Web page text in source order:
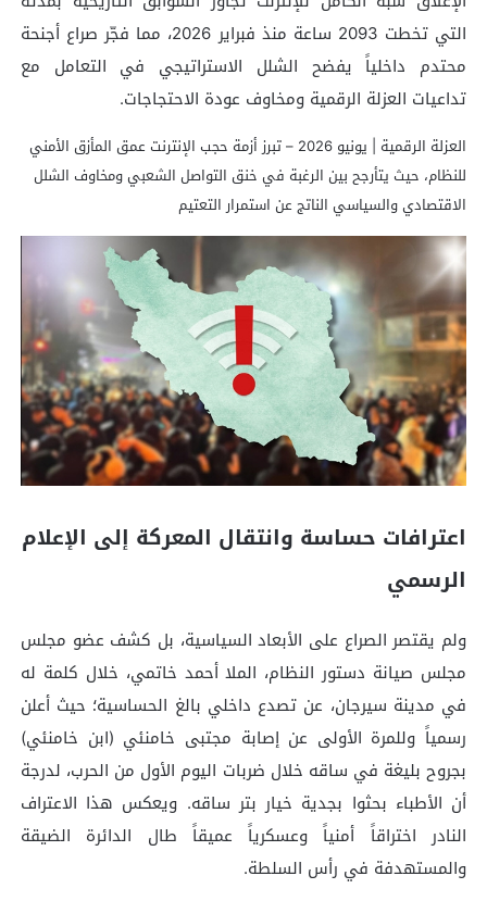
التي تخطت 2093 ساعة منذ فبراير 2026، مما فجّر صراع أجنحة
محتدم داخلياً يفضح الشلل الاستراتيجي في التعامل مع
تداعيات العزلة الرقمية ومخاوف عودة الاحتجاجات.
العزلة الرقمية | يونيو 2026 – تبرز أزمة حجب الإنترنت عمق المأزق الأمني
للنظام، حيث يتأرجح بين الرغبة في خنق التواصل الشعبي ومخاوف الشلل
الاقتصادي والسياسي الناتج عن استمرار التعتيم
اعترافات حساسة وانتقال المعركة إلى الإعلام
الرسمي
ولم يقتصر الصراع على الأبعاد السياسية، بل كشف عضو مجلس
مجلس صيانة دستور النظام، الملا أحمد خاتمي، خلال كلمة له
في مدينة سيرجان، عن تصدع داخلي بالغ الحساسية؛ حيث أعلن
رسمياً وللمرة الأولى عن إصابة مجتبى خامنئي (ابن خامنئي)
بجروح بليغة في ساقه خلال ضربات اليوم الأول من الحرب، لدرجة
أن الأطباء بحثوا بجدية خيار بتر ساقه. ويعكس هذا الاعتراف
النادر اختراقاً أمنياً وعسكرياً عميقاً طال الدائرة الضيقة
والمستهدفة في رأس السلطة.